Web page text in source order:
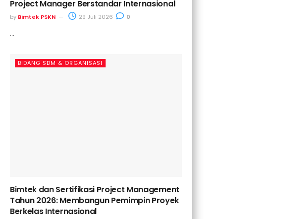
Project Manager Berstandar Internasional
by Bimtek PSKN 29 Juli 2026 0
...
BIDANG SDM & ORGANISASI
Bimtek dan Sertifikasi Project Management
Tahun 2026: Membangun Pemimpin Proyek
Berkelas Internasional